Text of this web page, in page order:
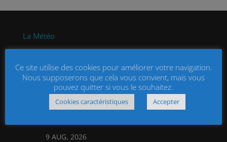
La Météo
OVERCAST CLOUDS
28°C
9 AUG, 2026
Ce site utilise des cookies pour améliorer votre navigation.
Nous supposerons que cela vous convient, mais vous
pouvez quitter si vous le souhaitez.
Cookies caractéristiques Accepter